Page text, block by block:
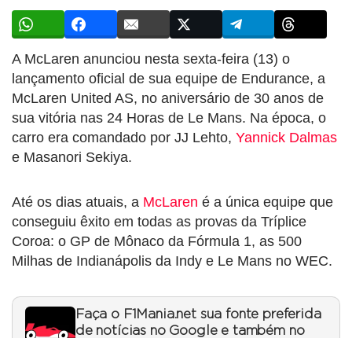
A McLaren anunciou nesta sexta-feira (13) o
lançamento oficial de sua equipe de Endurance, a
McLaren United AS, no aniversário de 30 anos de
sua vitória nas 24 Horas de Le Mans. Na época, o
carro era comandado por JJ Lehto, Yannick Dalmas
e Masanori Sekiya.
Até os dias atuais, a McLaren é a única equipe que
conseguiu êxito em todas as provas da Tríplice
Coroa: o GP de Mônaco da Fórmula 1, as 500
Milhas de Indianápolis da Indy e Le Mans no WEC.
Faça o F1Mania.net sua fonte preferida
de notícias no Google e também no